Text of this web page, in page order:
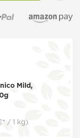
Mild,
/ 1 kg)